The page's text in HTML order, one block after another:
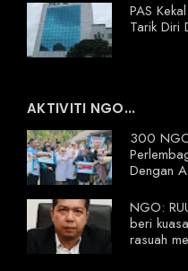
PAS
Tarik Diri
AKTIVITI NGO...
300
Dengan
NGO:
beri
rasuah